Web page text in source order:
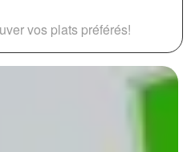
vos plats préférés!